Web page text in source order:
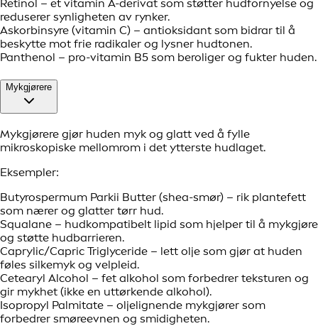
Retinol – et vitamin A-derivat som støtter hudfornyelse og
reduserer synligheten av rynker.
Askorbinsyre (vitamin C) – antioksidant som bidrar til å
beskytte mot frie radikaler og lysner hudtonen.
Panthenol – pro-vitamin B5 som beroliger og fukter huden.
Mykgjørere
Mykgjørere gjør huden myk og glatt ved å fylle
mikroskopiske mellomrom i det ytterste hudlaget.
Eksempler:
Butyrospermum Parkii Butter (shea-smør) – rik plantefett
som nærer og glatter tørr hud.
Squalane – hudkompatibelt lipid som hjelper til å mykgjøre
og støtte hudbarrieren.
Caprylic/Capric Triglyceride – lett olje som gjør at huden
føles silkemyk og velpleid.
Cetearyl Alcohol – fet alkohol som forbedrer teksturen og
gir mykhet (ikke en uttørkende alkohol).
Isopropyl Palmitate – oljelignende mykgjører som
forbedrer smøreevnen og smidigheten.